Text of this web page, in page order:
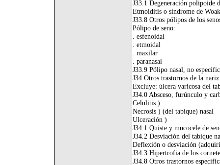
J33.1 Degeneración polipoide
Etmoiditis o sindrome de
J33.8 Otros pólipos de los
Pólipo de seno:
. esfenoidal
. etmoidal
. maxilar
. paranasal
J33.9 Pólipo nasal, no
J34 Otros trastornos de la
Excluye: úlcera varicosa del
J34.0 Absceso, furúnculo y
Celulitis )
Necrosis ) (del tabique) nasal
Ulceración )
J34.1 Quiste y mucocele de
J34.2 Desviación del tabique
Deflexión o desviación
J34.3 Hipertrofia de los
J34.8 Otros trastornos